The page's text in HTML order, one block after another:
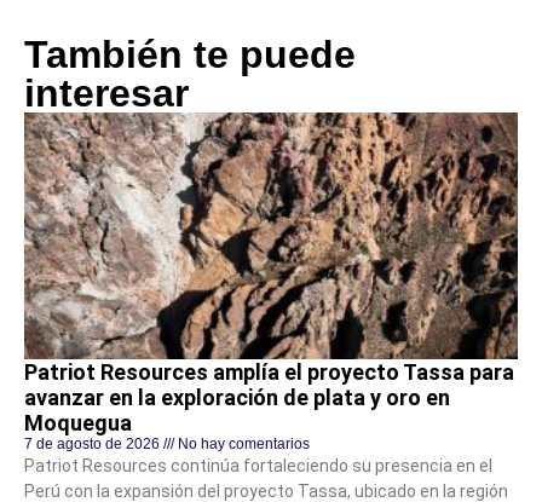
También te puede
interesar
Patriot Resources amplía el proyecto Tassa para
avanzar en la exploración de plata y oro en
Moquegua
7 de agosto de 2026 No hay comentarios
Patriot Resources continúa fortaleciendo su presencia en el
Perú con la expansión del proyecto Tassa, ubicado en la región